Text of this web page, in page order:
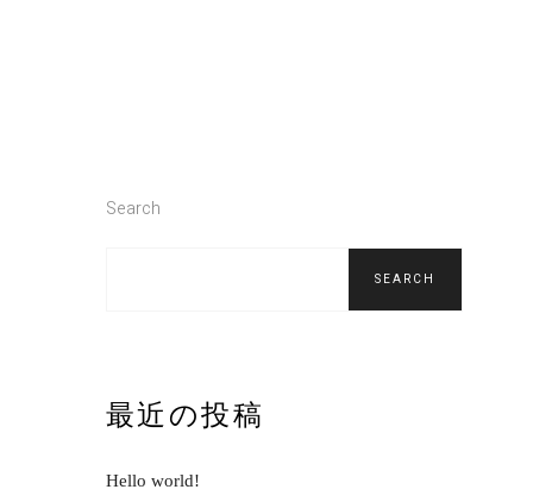
Search
SEARCH
最近の投稿
Hello world!